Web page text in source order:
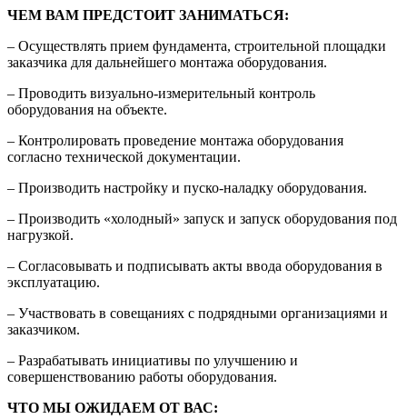
ЧЕМ ВАМ ПРЕДСТОИТ ЗАНИМАТЬСЯ:
– Осуществлять прием фундамента, строительной площадки
заказчика для дальнейшего монтажа оборудования.
– Проводить визуально-измерительный контроль
оборудования на объекте.
– Контролировать проведение монтажа оборудования
согласно технической документации.
– Производить настройку и пуско-наладку оборудования.
– Производить «холодный» запуск и запуск оборудования под
нагрузкой.
– Согласовывать и подписывать акты ввода оборудования в
эксплуатацию.
– Участвовать в совещаниях с подрядными организациями и
заказчиком.
– Разрабатывать инициативы по улучшению и
совершенствованию работы оборудования.
ЧТО МЫ ОЖИДАЕМ ОТ ВАС: